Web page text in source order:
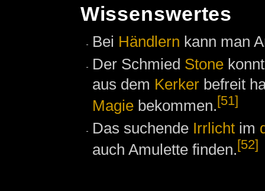
Wissenswertes
Bei Händlern kann man
Der Schmied Stone
aus dem Kerker befreit
Magie bekommen.[51]
Das suchende Irrlicht im
auch Amulette finden.[52]